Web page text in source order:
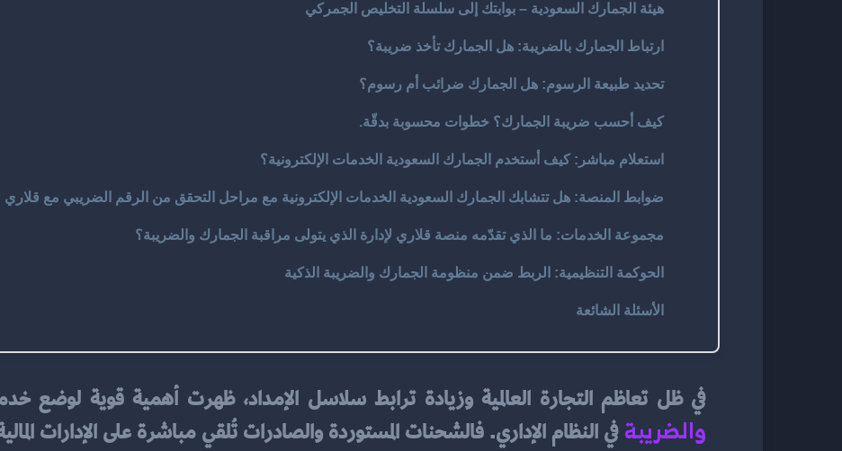
هيئة الجمارك السعودية – بوابتك إلى سلسلة التخليص الجمركي
ارتباط الجمارك بالضريبة: هل الجمارك تأخذ ضريبة؟
تحديد طبيعة الرسوم: هل الجمارك ضرائب أم رسوم؟
كيف أحسب ضريبة الجمارك؟ خطوات محسوبة بدقّة.
استعلام مباشر: كيف أستخدم الجمارك السعودية الخدمات الإلكترونية؟
ضوابط المنصة: هل تتشابك الجمارك السعودية الخدمات الإلكترونية مع مراحل التحقق من الرقم الضريبي مع قلاري
مجموعة الخدمات: ما الذي تقدّمه منصة قلاري لإدارة الذي يتولى مراقبة الجمارك والضريبة؟
الحوكمة التنظيمية: الربط ضمن منظومة الجمارك والضريبة الذكية
الأسئلة الشائعة
في ظل تعاظم التجارة العالمية وزيادة ترابط سلاسل الإمداد، ظهرت أهمية قوية لوضع
والضريبة